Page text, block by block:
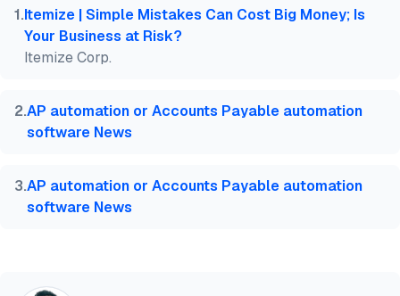
title  = {{Fatura OCR Kıyaslaması: LLM'ler ve
  month  = aug,
howpublished    = {\url{https://aimultiple.com/
1.Itemize | Simple Mistakes Can Cost Big Money; Is
Your Business at Risk?
Itemize Corp.
2.AP automation or Accounts Payable automation
software News
3.AP automation or Accounts Payable automation
software News